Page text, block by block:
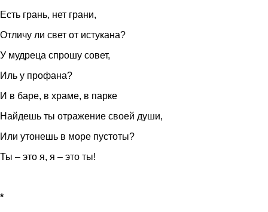
Есть грань, нет грани,
Отличу ли свет от истукана?
У мудреца спрошу совет,
Иль у профана?
И в баре, в храме, в парке
Найдешь ты отражение своей души,
Или утонешь в море пустоты?
Ты – это я, я – это ты!
*